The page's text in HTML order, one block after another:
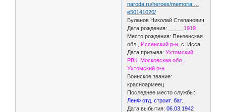
naroda.ru/heroes/memoria …
e50141020/
Буланов Николай Степанович
Дата рождения: __.__. 1919
Место рождения: Пензенская
обл.,
Иссенский р-н , с. Исса
Дата призыва: Ухтомский
РВК, Московская обл.,
Ухтомский р-н
Воинское звание:
красноармеец
Последнее место службы:
ЛенФ отд. строит. бат.
Дата выбытия:06.03.1942